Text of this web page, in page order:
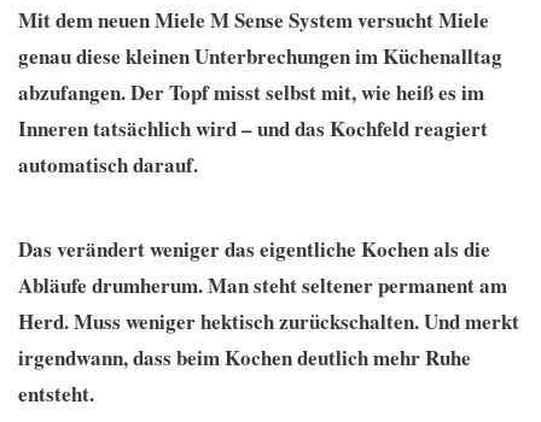
Mit dem neuen Miele M Sense System versucht Miele
genau diese kleinen Unterbrechungen im Küchenalltag
abzufangen. Der Topf misst selbst mit, wie heiß es im
Inneren tatsächlich wird – und das Kochfeld reagiert
automatisch darauf.
Das verändert weniger das eigentliche Kochen als die
Abläufe drumherum. Man steht seltener permanent am
Herd. Muss weniger hektisch zurückschalten. Und merkt
irgendwann, dass beim Kochen deutlich mehr Ruhe
entsteht.